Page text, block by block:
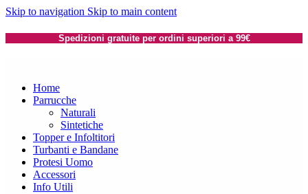
Skip to navigation Skip to main content
Spedizioni gratuite per ordini superiori a 99€
Home
Parrucche
Naturali
Sintetiche
Topper e Infoltitori
Turbanti e Bandane
Protesi Uomo
Accessori
Info Utili